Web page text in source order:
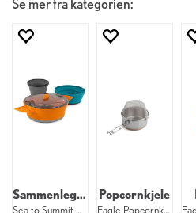
Se mer fra kategorien:
Sammenleggbart kjelesett
Sea to Summit X-Set 21 ORPGY
Popcornkjele
Eagle Popcornkjele 1,5 liter